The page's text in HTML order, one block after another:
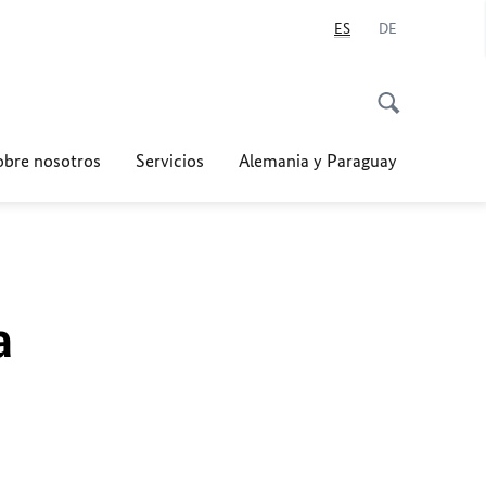
ES DE
nosotros Servicios Alemania y Paraguay